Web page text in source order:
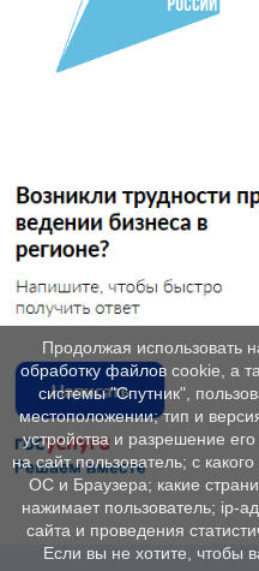
Продолжая использовать
обработку файлов cookie, а
системы "Спутник",
местоположении; тип и
устройства и разрешение
на сайт пользователь; с
ОС и Браузера; какие
нажимает пользователь; ip-
сайта и проведения
Если вы не хотите, чтобы